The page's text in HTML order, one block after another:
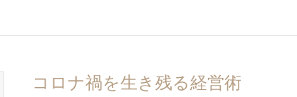
コロナ禍を生き残る経営術